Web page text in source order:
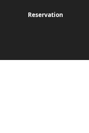
Reservation